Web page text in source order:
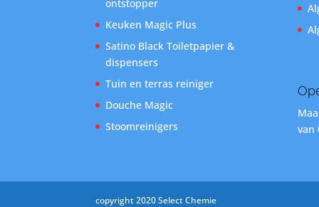
ontstopper
Keuken Magic Plus
Satino Black Toiletpapier &
dispensers
Tuin en terras reiniger
Douche Magic
Stoomreinigers
van
copyright 2020 Select Chemie